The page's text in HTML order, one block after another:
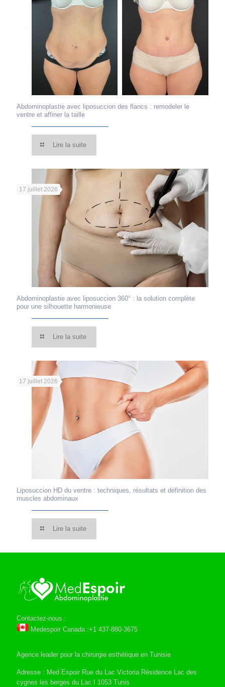
Abdominoplastie avec liposuccion des flancs : remodeler le
ventre et affiner la taille
Lire la suite
17 juillet 2026
Abdominoplastie avec liposuccion 360° : la solution complète
pour une silhouette harmonieuse
Lire la suite
17 juillet 2026
Liposuccion HD du ventre : techniques, résultats et définition des
muscles abdominaux
Lire la suite
Contactez-nous :
Medespoir Canada :+1 437-880-3675
Agence leader pour la chirurgie esthétique en Tunisie
Adresse : Med Espoir Rue du Lac Victoria Résidence Lac des
cygnes les berges du Lac I 1053 Tunis